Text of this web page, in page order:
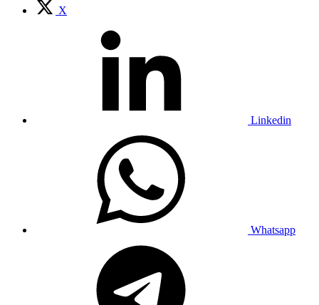
X
Linkedin
Whatsapp